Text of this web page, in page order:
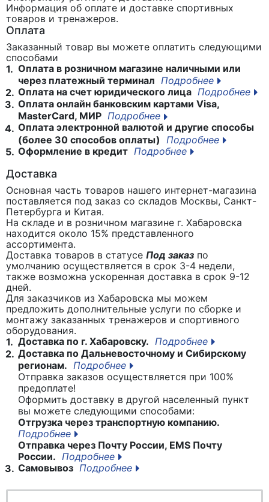
Информация об оплате и доставке спортивных
товаров и тренажеров.
Оплата
Заказанный товар вы можете оплатить следующими
способами
1. Оплата в розничном магазине наличными или
через платежный терминал Подробнее
2. Оплата на счет юридического лица Подробнее
3. Оплата онлайн банковским картами Visa,
MasterCard, МИР Подробнее
4. Оплата электронной валютой и другие способы
(более 30 способов оплаты)
Подробнее
5. Оформление в кредит Подробнее
Доставка
Основная часть товаров нашего интернет-магазина
поставляется под заказ со складов Москвы, Санкт-
Петербурга и Китая.
На складе и в розничном магазине г. Хабаровска
находится около 15% представленного
ассортимента.
Доставка товаров в статусе Под заказ по
умолчанию осуществляется в срок 3-4 недели,
также возможна ускоренная доставка в срок 9-12
дней.
Для заказчиков из Хабаровска мы можем
предложить дополнительные услуги по сборке и
монтажу заказанных тренажеров и спортивного
оборудования.
1. Доставка по г. Хабаровску. Подробнее
2. Доставка по Дальневосточному и Сибирскому
регионам. Подробнее
Отправка заказов осуществляется при 100%
предоплате!
Оформить доставку в другой населенный пункт
вы можете следующими способами:
Отгрузка через транспортную компанию.
Подробнее
Отправка через Почту России, EMS Почту
России. Подробнее
3. Самовывоз Подробнее